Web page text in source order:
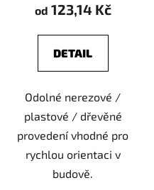
od 123,14 Kč
DETAIL
Odolné nerezové /
plastové / dřevěné
provedení vhodné pro
rychlou orientaci v
budově.